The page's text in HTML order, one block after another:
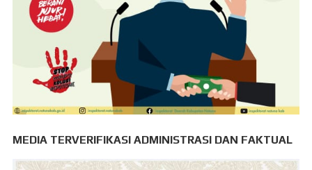
MEDIA TERVERIFIKASI ADMINISTRASI DAN FAKTUAL